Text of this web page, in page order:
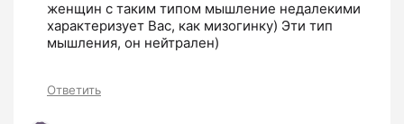
женщин с таким типом мышление недалекими
характеризует Вас, как мизогинку) Эти тип
мышления, он нейтрален)
Ответить